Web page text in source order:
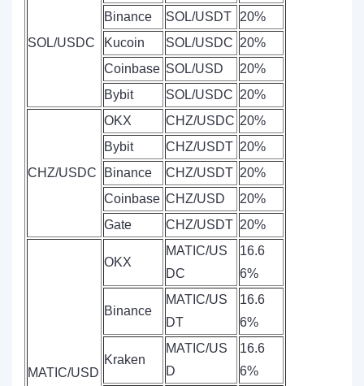
SOL/USDC
Binance
SOL/USDT
20%
Kucoin
SOL/USDC 20%
Coinbase SOL/USD
20%
Bybit
SOL/USDC 20%
CHZ/USDC
OKX CHZ/USDC 20%
Bybit
CHZ/USDT 20%
Binance
CHZ/USDT 20%
Coinbase CHZ/USD
20%
Gate
CHZ/USDT 20%
MATIC/USD
OKX
MATIC/US
DC
16.6
6%
Binance
MATIC/US
DT
16.6
6%
Kraken
MATIC/US
D
16.6
6%